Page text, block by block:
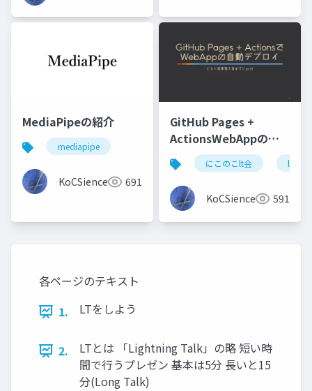
MediaPipeの紹介
mediapipe
KoCSience 691
GitHub Pages +
ActionsWebAppの自
動デプロイ (.binさん)
にこのこlt会 lt
KoCSience 591
各ページのテキスト
1.
LTをしよう
2.
LTとは 「Lightning Talk」の略 短い時
間で行うプレゼン 基本は5分 長いと15
分(Long Talk)